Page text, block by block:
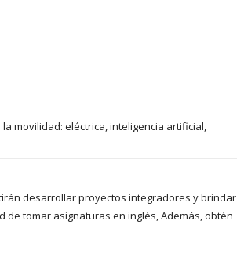
movilidad: eléctrica, inteligencia artificial,
desarrollar proyectos integradores y brindar
tomar asignaturas en inglés, Además, obtén